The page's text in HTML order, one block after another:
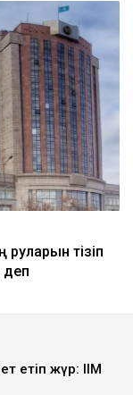
руларын тізіп
деп
етіп жүр: ІІМ